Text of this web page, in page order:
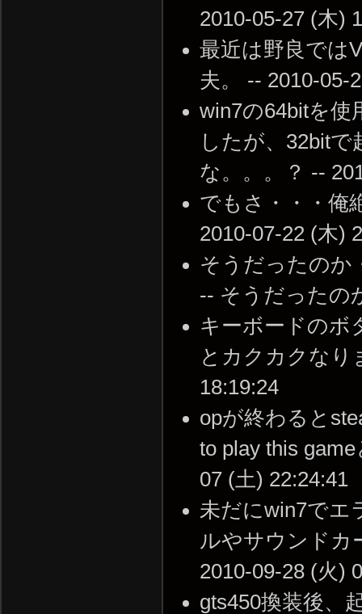
2010-05-27 (木)
最近は野良では
夫。 -- 2010-05-
win7の64bitを
したが、32bit
な。。。？ --
でもさ・・・俺
2010-07-22 (木)
そうだったのか
-- そうだったの
キーボードの
とカクカクな
18:19:24
opが終わると
to play this
07 (土) 22:24:41
未だにwin7で
ルやサウンドカ
2010-09-28 (火)
gts450換装後、